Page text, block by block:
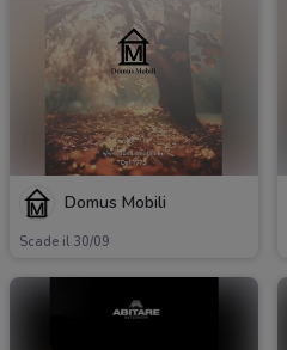
Domus Mobili
Scade il 30/09